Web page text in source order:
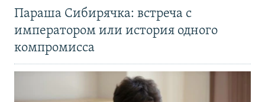
Параша Сибирячка: встреча с
императором или история одного
компромисса